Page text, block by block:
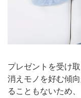
プレゼントを受け
消えモノを好む傾
ることもないため